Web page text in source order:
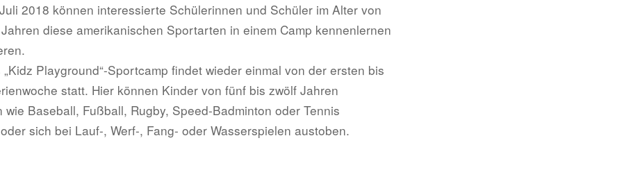
2018 können interessierte Schülerinnen und Schüler im Alter von
diese amerikanischen Sportarten in einem Camp kennenlernen
Playground“-Sportcamp findet wieder einmal von der ersten bis
statt. Hier können Kinder von fünf bis zwölf Jahren
Baseball, Fußball, Rugby, Speed-Badminton oder Tennis
sich bei Lauf-, Werf-, Fang- oder Wasserspielen austoben.